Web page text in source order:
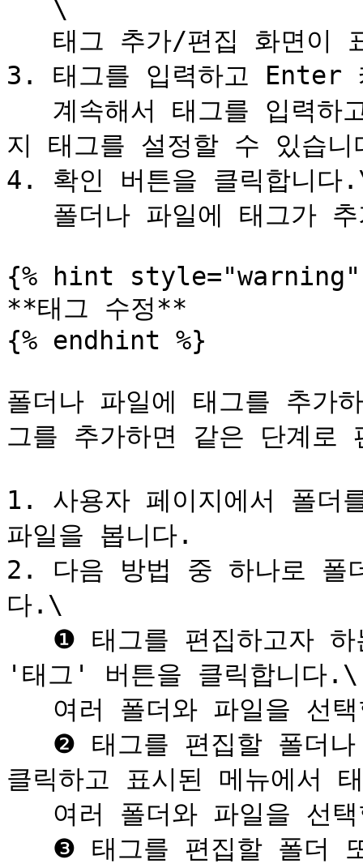
3. 태그를 입력하고 Enter
지 태그를 설정할 수 있습
4. 확인 버튼을 클릭합니다
{% hint style="warning"
**태그 수정**
{% endhint %}
폴더나 파일에 태그를 추가
그를 추가하면 같은 단계로
1. 사용자 페이지에서 폴더
파일을 봅니다.
2. 다음 방법 중 하나로 폴
다.\
'태그' 버튼을 클릭합니다.\
클릭하고 표시된 메뉴에서